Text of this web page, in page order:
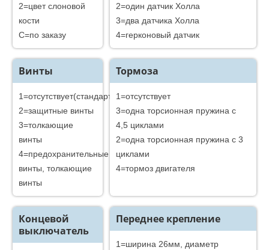
2=цвет слоновой
кости
C=по заказу
2=один датчик Холла
3=два датчика Холла
4=герконовый датчик
Винты
1=отсутствует(стандартный)
2=защитные винты
3=толкающие
винты
4=предохранительные
винты, толкающие
винты
Тормоза
1=отсутствует
3=одна торсионная пружина с
4,5 циклами
2=одна торсионная пружина с 3
циклами
4=тормоз двигателя
Концевой
выключатель
Переднее крепление
1=ширина 26мм, диаметр